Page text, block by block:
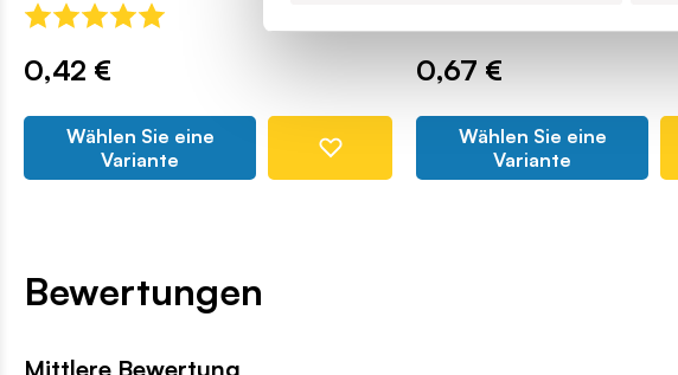
0,42 €
Wählen Sie eine
Variante
0,67 €
Wählen Sie eine
Variante
Bewertungen
Mittlere Bewertung